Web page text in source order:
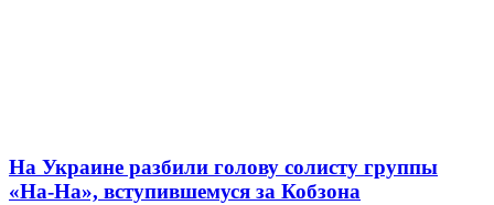
На Украине разбили голову солисту группы
«На-На», вступившемуся за Кобзона